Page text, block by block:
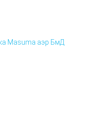
Masuma аэр БмД